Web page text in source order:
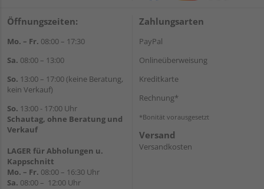
Öffnungszeiten:
Mo. – Fr. 08:00 – 17:30
Sa. 08:00 – 13:00
So. 13:00 – 17:00 (keine Beratung,
kein Verkauf)
So. 13:00 - 17:00 Uhr
Schautag, ohne Beratung und
Verkauf
LAGER für Abholungen u.
Kappschnitt
Mo. – Fr. 08:00 – 16:30 Uhr
Sa. 08:00 – 12:00 Uhr
Zahlungsarten
PayPal
Onlineüberweisung
Kreditkarte
Rechnung*
*Bonität vorausgesetzt
Versand
Versandkosten